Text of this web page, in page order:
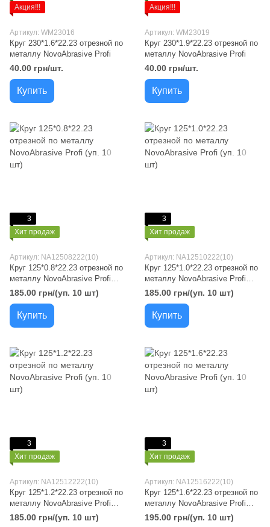
Акция!!!
Артикул: WM23016
Круг 230*1.6*22.23 отрезной по
металлу NovoAbrasive Profi
40.00 грн/шт.
Купить
Акция!!!
Артикул: WM23019
Круг 230*1.9*22.23 отрезной по
металлу NovoAbrasive Profi
40.00 грн/шт.
Купить
3
Хит продаж
Артикул: NA12508222(10)
Круг 125*0.8*22.23 отрезной по
металлу NovoAbrasive Profi
(уп. 10 шт)
185.00 грн/(уп. 10 шт)
Купить
3
Хит продаж
Артикул: NA12510222(10)
Круг 125*1.0*22.23 отрезной по
металлу NovoAbrasive Profi
(уп. 10 шт)
185.00 грн/(уп. 10 шт)
Купить
3
Хит продаж
Артикул: NA12512222(10)
Круг 125*1.2*22.23 отрезной по
металлу NovoAbrasive Profi
(уп. 10 шт)
185.00 грн/(уп. 10 шт)
3
Хит продаж
Артикул: NA12516222(10)
Круг 125*1.6*22.23 отрезной по
металлу NovoAbrasive Profi
(уп. 10 шт)
195.00 грн/(уп. 10 шт)